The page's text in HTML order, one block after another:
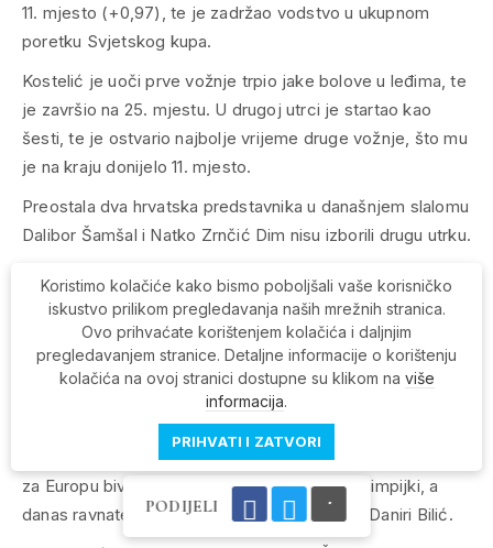
PODIJELI
11. mjesto (+0,97), te je zadržao vodstvo u ukupnom
poretku Svjetskog kupa.
Kostelić je uoči prve vožnje trpio jake bolove u leđima, te
je završio na 25. mjestu. U drugoj utrci je startao kao
šesti, te je ostvario najbolje vrijeme druge vožnje, što mu
je na kraju donijelo 11. mjesto.
Preostala dva hrvatska predstavnika u današnjem slalomu
Dalibor Šamšal i Natko Zrnčić Dim nisu izborili drugu utrku.
siječnja (kombinacija u Kitzbuehelu), ima 837 bodova, a
slijedi Raich sa 835. Francuz Grange ima 777, Svindal 751,
a Cuche 727 bodova.
LAUSANNA, 13. 2. – Predsjednik Međunarodnog
olimpijskog odbora (MOO) Jacques Rogge uručio je
danas u sjedištu MOO-a u Lausannei trofej “Žene i šport”
za Europu bivšoj proslavljenoj košarkašici i olimpijki, a
danas ravnateljici Hrvatske matice iseljenika Daniri Bilić.
Koristimo kolačiće kako bismo poboljšali vaše korisničko
iskustvo prilikom pregledavanja naših mrežnih stranica.
Ovo prihvaćate korištenjem kolačića i daljnjim
pregledavanjem stranice. Detaljne informacije o korištenju
kolačića na ovoj stranici dostupne su klikom na više
informacija.
PRIHVATI I ZATVORI